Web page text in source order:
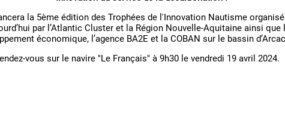
la 5ème édition des Trophées de l'Innovation Nautisme
par l’Atlantic Cluster et la Région Nouvelle-Aquitaine ainsi que
économique, l’agence BA2E et la COBAN sur le bassin
vous sur le navire "Le Français" à 9h30 le vendredi 19 avril 2024.